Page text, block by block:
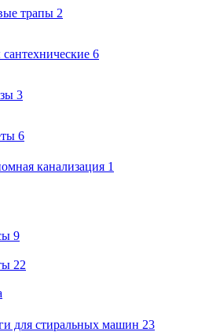
трапы 2
6
3
6
канализация 1
9
22
для стиральных машин 23